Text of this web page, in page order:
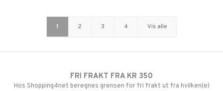
1 2 3 4 Vis alle
FRI FRAKT FRA KR 350
Hos Shopping4net beregnes grensen for fri frakt ut fra hvilken(e)